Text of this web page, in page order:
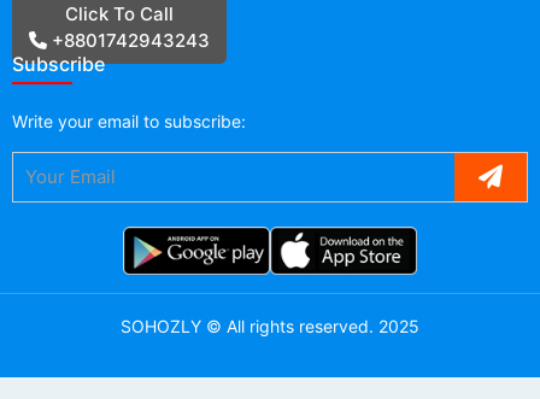
Click To Call
+8801742943243
Subscribe
Write your email to subscribe:
SOHOZLY © All rights reserved. 2025